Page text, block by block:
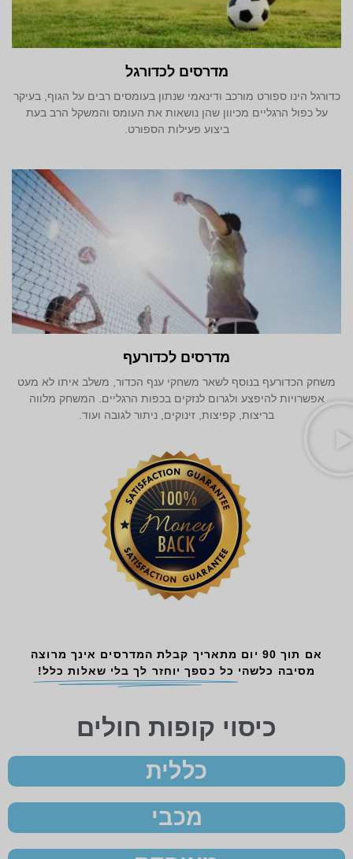
מדרסים לכדורגל
כדורגל הינו ספורט מורכב ודינאמי שנתון בעומסים רבים על הגוף, בעיקר
על כפול הרגליים מכיוון שהן נושאות את העומס והמשקל הרב בעת
ביצוע פעילות הספורט.
מדרסים לכדורעף
משחק הכדורעף בנוסף לשאר משחקי ענף הכדור, משלב איתו לא מעט
אפשרויות להיפצע ולגרום לנזקים בכפות הרגליים. המשחק מלווה
בריצות, קפיצות, זינוקים, ניתור לגובה ועוד.
אם תוך 90 יום מתאריך קבלת המדרסים אינך מרוצה
מסיבה כלשהי כל כספך יוחזר לך בלי שאלות כלל!
כיסוי קופות חולים
כללית
מכבי